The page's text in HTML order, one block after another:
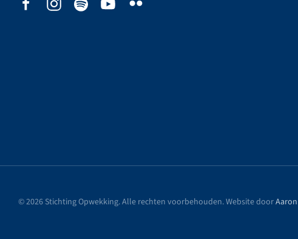
©2026 Stichting Opwekking. Alle rechten voorbehouden. Website door